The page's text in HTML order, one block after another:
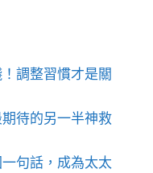
調整習慣才是關
待的另一半神救
句話，成為太太